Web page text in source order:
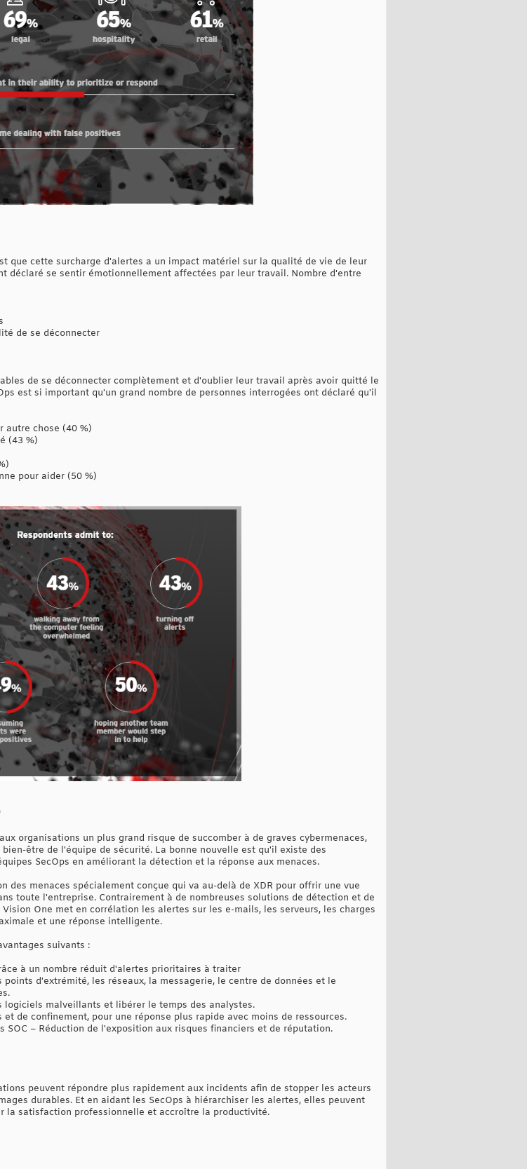
que cette surcharge d'alertes a un impact matériel sur la qualité de vie de leur
déclaré se sentir émotionnellement affectées par leur travail. Nombre d'entre
de se déconnecter
de se déconnecter complètement et d'oublier leur travail après avoir quitté le
est si important qu'un grand nombre de personnes interrogées ont déclaré qu'il
autre chose (40 %)
(43 %)
pour aider (50 %)
organisations un plus grand risque de succomber à de graves cybermenaces,
être de l'équipe de sécurité. La bonne nouvelle est qu'il existe des
SecOps en améliorant la détection et la réponse aux menaces.
des menaces spécialement conçue qui va au-delà de XDR pour offrir une vue
toute l'entreprise. Contrairement à de nombreuses solutions de détection et de
One met en corrélation les alertes sur les e-mails, les serveurs, les charges
et une réponse intelligente.
suivants :
à un nombre réduit d'alertes prioritaires à traiter
d'extrémité, les réseaux, la messagerie, le centre de données et le
malveillants et libérer le temps des analystes.
de confinement, pour une réponse plus rapide avec moins de ressources.
– Réduction de l'exposition aux risques financiers et de réputation.
peuvent répondre plus rapidement aux incidents afin de stopper les acteurs
durables. Et en aidant les SecOps à hiérarchiser les alertes, elles peuvent
la satisfaction professionnelle et accroître la productivité.